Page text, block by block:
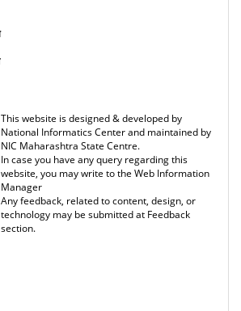
This website is designed & developed by
National Informatics Center and maintained by
NIC Maharashtra State Centre.
In case you have any query regarding this
website, you may write to the Web Information
Manager
Any feedback, related to content, design, or
technology may be submitted at Feedback
section.